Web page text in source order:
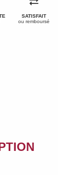
SATISFAIT
ou remboursé